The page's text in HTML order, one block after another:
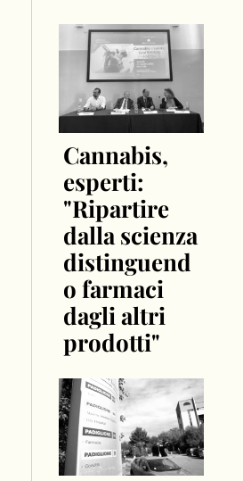
Cannabis,
esperti:
"Ripartire
dalla scienza
distinguend
o farmaci
dagli altri
prodotti"